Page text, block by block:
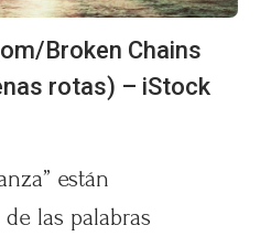
Broken Chains
rotas) – iStock
están
las palabras